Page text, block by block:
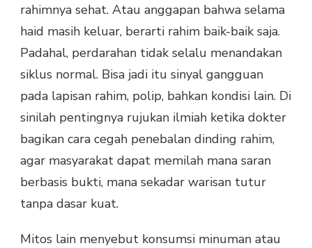
rahimnya sehat. Atau anggapan bahwa selama
haid masih keluar, berarti rahim baik-baik saja.
Padahal, perdarahan tidak selalu menandakan
siklus normal. Bisa jadi itu sinyal gangguan
pada lapisan rahim, polip, bahkan kondisi lain. Di
sinilah pentingnya rujukan ilmiah ketika dokter
bagikan cara cegah penebalan dinding rahim,
agar masyarakat dapat memilah mana saran
berbasis bukti, mana sekadar warisan tutur
tanpa dasar kuat.
Mitos lain menyebut konsumsi minuman atau